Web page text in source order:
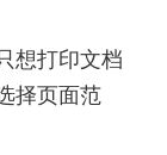
想打印文档
择页面范